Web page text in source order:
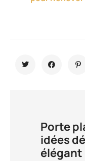
Porte
idées
élégant